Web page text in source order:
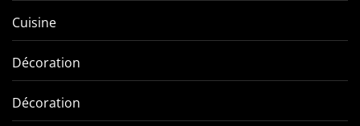
Cuisine
Décoration
Décoration